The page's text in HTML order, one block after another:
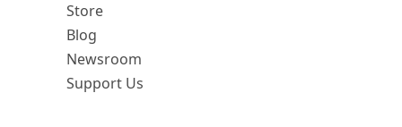
Store
Blog
Newsroom
Support Us